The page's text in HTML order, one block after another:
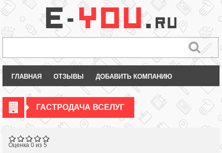
ГЛАВНАЯ ОТЗЫВЫ ДОБАВИТЬ КОМПАНИЮ
ГАСТРОДАЧА ВСЕЛУГ
Оценка 0 из 5